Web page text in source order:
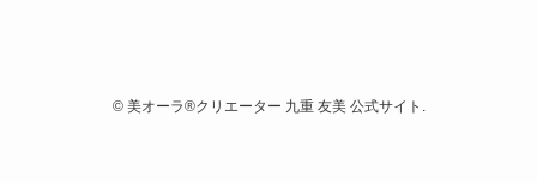
©美オーラ®クリエーター 九重 友美 公式サイト.